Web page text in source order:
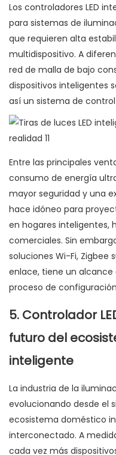
Los controladores LED
para sistemas de
que requieren alta
multidispositivo. A
red de malla de bajo
dispositivos inteligentes
así un sistema de
Entre las principales
consumo de energía
mayor seguridad y una
hace idóneo para
en hogares inteligentes,
comerciales. Sin
soluciones Wi-Fi, Zigbee
enlace, tiene un
proceso de
5. Controlador
futuro del
inteligente
La industria de la
evolucionando desde el
ecosistema doméstico
interconectado. A
cada vez más